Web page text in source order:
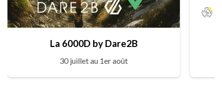
La 6000D by Dare2B
30 juillet au 1er août